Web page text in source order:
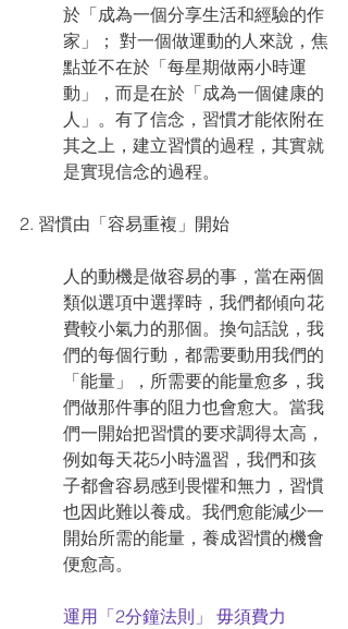
於「成為一個分享生活和經驗的作
家」； 對一個做運動的人來說，焦
點並不在於「每星期做兩小時運
動」，而是在於「成為一個健康的
人」。有了信念，習慣才能依附在
其之上，建立習慣的過程，其實就
是實現信念的過程。
2. 習慣由「容易重複」開始
人的動機是做容易的事，當在兩個
類似選項中選擇時，我們都傾向花
費較小氣力的那個。換句話說，我
們的每個行動，都需要動用我們的
「能量」，所需要的能量愈多，我
們做那件事的阻力也會愈大。當我
們一開始把習慣的要求調得太高，
例如每天花5小時溫習，我們和孩
子都會容易感到畏懼和無力，習慣
也因此難以養成。我們愈能減少一
開始所需的能量，養成習慣的機會
便愈高。
運用「2分鐘法則」 毋須費力